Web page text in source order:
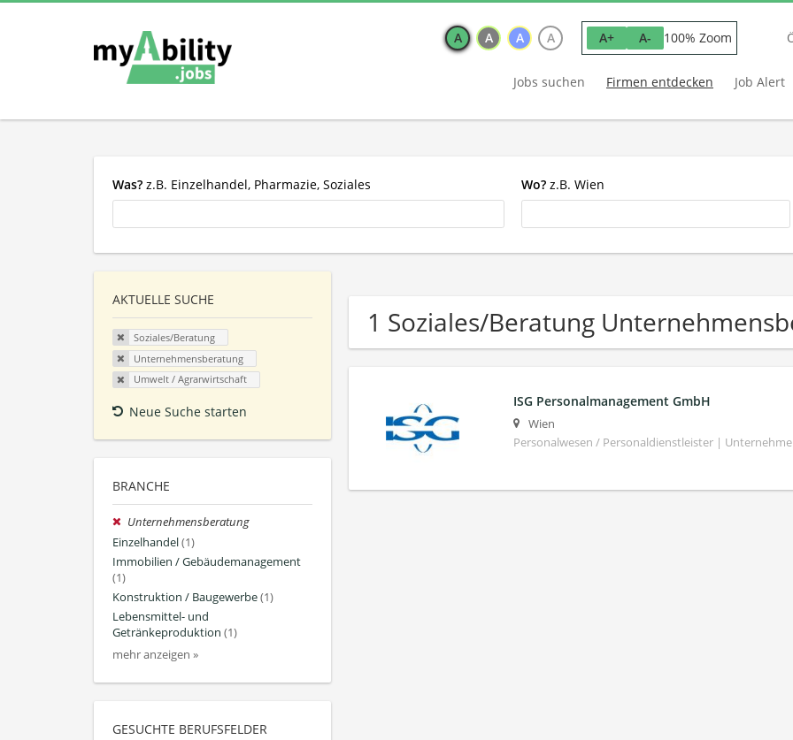
A A A A A+ A- 100% Zoom
Jobs suchen Firmen entdecken Job Alert
Was? z.B. Einzelhandel, Pharmazie, Soziales Wo? z.B. Wien
AKTUELLE SUCHE
Soziales/Beratung
Unternehmensberatung
Umwelt / Agrarwirtschaft
Neue Suche starten
BRANCHE
Unternehmensberatung
Einzelhandel(1)
Immobilien / Gebäudemanagement
(1)
Konstruktion / Baugewerbe(1)
Lebensmittel- und
Getränkeproduktion (1)
mehr anzeigen »
GESUCHTE BERUFSFELDER
1 Soziales/Beratung
ISG Personalmanagement GmbH
Wien
Personalwesen / Personaldienstleister |